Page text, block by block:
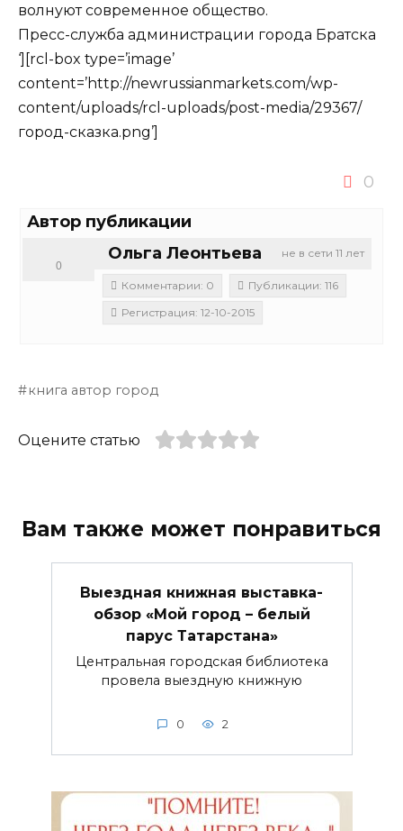
волнуют современное общество.
Пресс-служба администрации города Братска
‘][rcl-box type=’image’
content=’http://newrussianmarkets.com/wp-
content/uploads/rcl-uploads/post-media/29367/
город-сказка.png’]
0
Автор публикации
не в сети 11 лет
Ольга Леонтьева
0
Комментарии: 0
Публикации: 116
Регистрация: 12-10-2015
книга автор город
Оцените статью
Вам также может понравиться
Выездная книжная выставка-
обзор «Мой город – белый
парус Татарстана»
Центральная городская библиотека
провела выездную книжную
0 2